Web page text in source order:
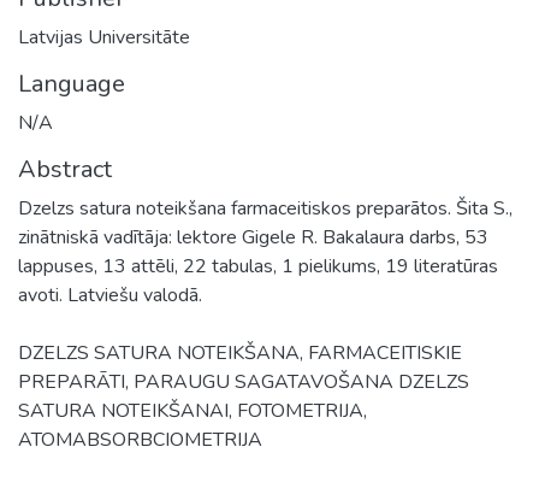
Latvijas Universitāte
Language
N/A
Abstract
Dzelzs satura noteikšana farmaceitiskos preparātos. Šita S.,
zinātniskā vadītāja: lektore Gigele R. Bakalaura darbs, 53
lappuses, 13 attēli, 22 tabulas, 1 pielikums, 19 literatūras
avoti. Latviešu valodā.
DZELZS SATURA NOTEIKŠANA, FARMACEITISKIE
PREPARĀTI, PARAUGU SAGATAVOŠANA DZELZS
SATURA NOTEIKŠANAI, FOTOMETRIJA,
ATOMABSORBCIOMETRIJA